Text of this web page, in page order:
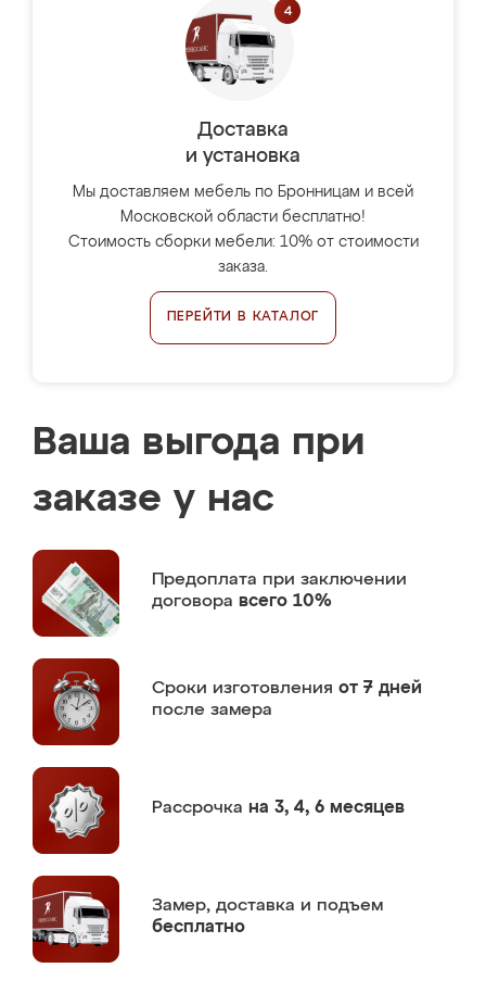
Доставка
и установка
Мы доставляем мебель по Бронницам и всей
Московской области бесплатно!
Стоимость сборки мебели: 10% от стоимости
заказа.
ПЕРЕЙТИ В КАТАЛОГ
Ваша выгода при
заказе у нас
Предоплата при заключении
договора всего 10%
Сроки изготовления от 7 дней
после замера
Рассрочка на 3, 4, 6 месяцев
Замер, доставка и подъем
бесплатно